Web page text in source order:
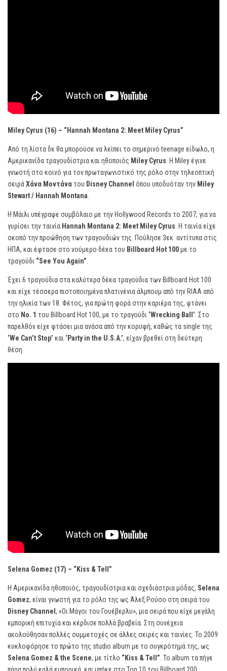
Miley Cyrus (16) – “Hannah Montana 2: Meet Miley Cyrus”
Από τη λίστα δε θα μπορούσε να λείπει το σημερινό teenage είδωλο, η
Αμερικανίδα τραγουδίστρια και ηθοποιός Miley Cyrus . Η Miley έγινε
γνωστή στο κοινό για τον πρωταγωνιστικό της ρόλο στην τηλεοπτική
σειράΧάνα Μοντάνατου Disney Channel όπου υποδυόταν την Miley
Stewart / Hannah Montana
Η Μάιλι υπέγραψε συμβόλαιο με την Hollywood Records το 2007, για να
γυρίσει την ταινία Hannah Montana 2: Meet Miley Cyrus . Η ταινία είχε
σκοπό την προώθηση των τραγουδιών της. Πούλησε 3εκ. αντίτυπα στις
ΗΠΑ, και έφτασε στο νούμερο δέκα του Billboard Hot 100με το
τραγούδι “See You Again”
Έχει 6 τραγούδια στα καλύτερα δέκα τραγούδια των Billboard Hot 100
και είχε τέσσερα πιστοποιημένα πλατινένια άλμπουμ από την RIAA από
την ηλικία των 18. Φέτος, για πρώτη φορά στην καριέρα της, φτάνει
στο No. 1 του Billboard Hot 100, με το τραγούδι ‘Wrecking Ball’ . Στο
παρελθόν είχε φτάσει μια ανάσα από την κορυφή, καθώς τα single της
‘We Can’t Stop’ και ‘Party in the U.S.A.’, είχαν βρεθεί στη δεύτερη
θέση.
Selena Gomez (17) – “Kiss & Tell”
Η Αμερικανίδα ηθοποιός, τραγουδίστρια και σχεδιάστρια μόδας, Selena
Gomez, είναι γνωστή για το ρόλο της ως Άλεξ Ρούσο στη σειρά του
Disney Channel , «Οι Μάγοι του Γουέβερλυ», μια σειρά που είχε μεγάλη
εμπορική επιτυχία και κέρδισε πολλά βραβεία. Στη συνέχεια
ακολούθησαν πολλές συμμετοχές σε άλλες σειρές και ταινίες. Το 2009
κυκλοφόρησε το πρώτο της studio album με το συγκρότημά της, ως
Selena Gomez & the Scene, με τίτλο “Kiss & Tell” . Το album τα πήγε